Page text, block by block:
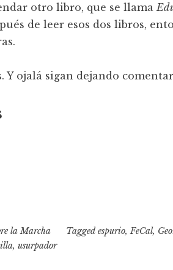
otro libro, que se llama
de leer esos dos libros,
Y ojalá sigan dejando
la Marcha Taggedespurio,FeCal,
, usurpador